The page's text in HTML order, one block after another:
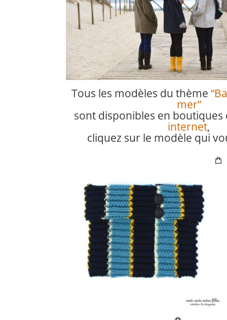
Tous les modèles du thème
mer”
sont disponibles en
internet,
cliquez sur le modèle qui